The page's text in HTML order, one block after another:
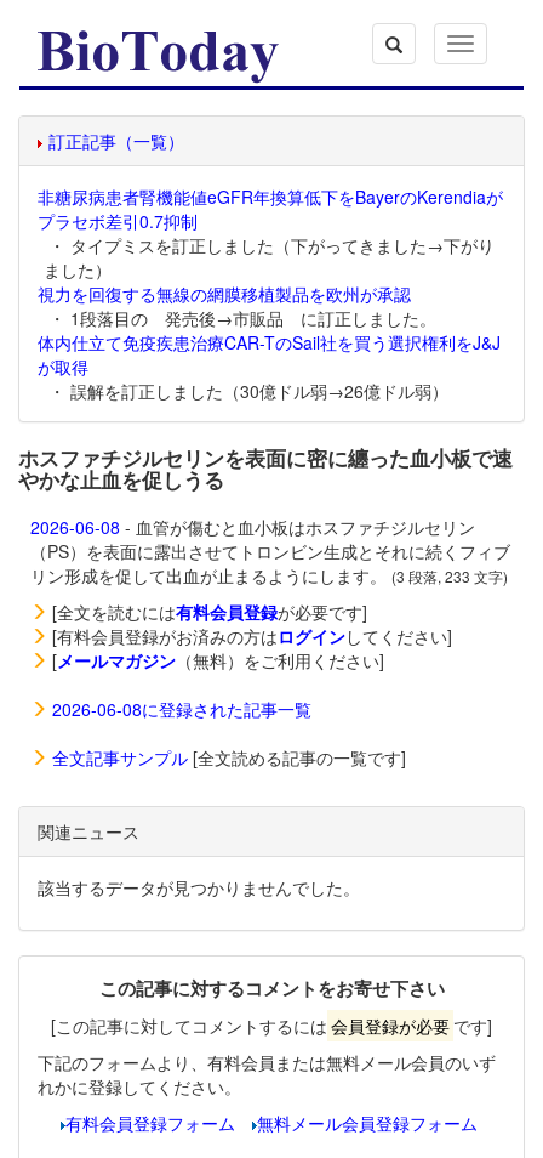
Toggle
navigation
訂正記事（一覧）
非糖尿病患者腎機能値eGFR年換算低下をBayerのKerendiaが
プラセボ差引0.7抑制
・ タイプミスを訂正しました（下がってきました→下がり
ました）
視力を回復する無線の網膜移植製品を欧州が承認
・ 1段落目の 発売後→市販品 に訂正しました。
体内仕立て免疫疾患治療CAR-TのSail社を買う選択権利をJ&J
が取得
・ 誤解を訂正しました（30億ドル弱→26億ドル弱）
ホスファチジルセリンを表面に密に纏った血小板で速
やかな止血を促しうる
2026-06-08 - 血管が傷むと血小板はホスファチジルセリン
（PS）を表面に露出させてトロンビン生成とそれに続くフィブ
リン形成を促して出血が止まるようにします。
(3 段落, 233 文字)
[全文を読むには有料会員登録が必要です]
[有料会員登録がお済みの方はログインしてください]
[メールマガジン （無料）をご利用ください]
2026-06-08に登録された記事一覧
全文記事サンプル [全文読める記事の一覧です]
関連ニュース
該当するデータが見つかりませんでした。
この記事に対するコメントをお寄せ下さい
[この記事に対してコメントするには 会員登録が必要 です]
下記のフォームより、有料会員または無料メール会員のいず
れかに登録してください。
有料会員登録フォーム
無料メール会員登録フォーム